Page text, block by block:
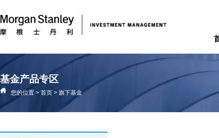
基金产品专区
您的位置 > 首页 > 旗下基金